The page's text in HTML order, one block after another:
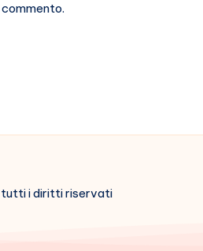
i diritti riservati